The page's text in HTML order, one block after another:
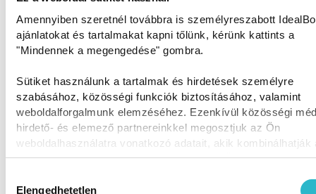
Amennyiben szeretnél továbbra is személyreszabott
ajánlatokat és tartalmakat kapni tőlünk, kérünk kattints a
"Mindennek a megengedése" gombra.
Sütiket használunk a tartalmak és hirdetések személyre
szabásához, közösségi funkciók biztosításához, valamint
weboldalforgalmunk elemzéséhez. Ezenkívül közösségi
hirdető- és elemező partnereinkkel megosztjuk az Ön
weboldalhasználatra vonatkozó adatait, akik kombinálhatják
adatokat más olyan adatokkal, amelyeket Ön adott meg
gyűjtöttek.
kiválasztása
Elengedhetetlen